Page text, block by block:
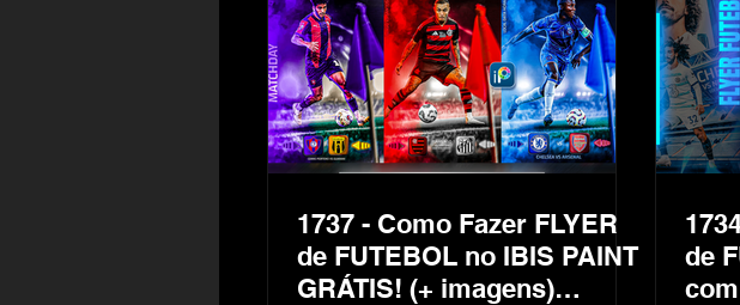
1737 - Como Fazer FLYER
de FUTEBOL no IBIS PAINT
GRÁTIS! (+ imagens)
de